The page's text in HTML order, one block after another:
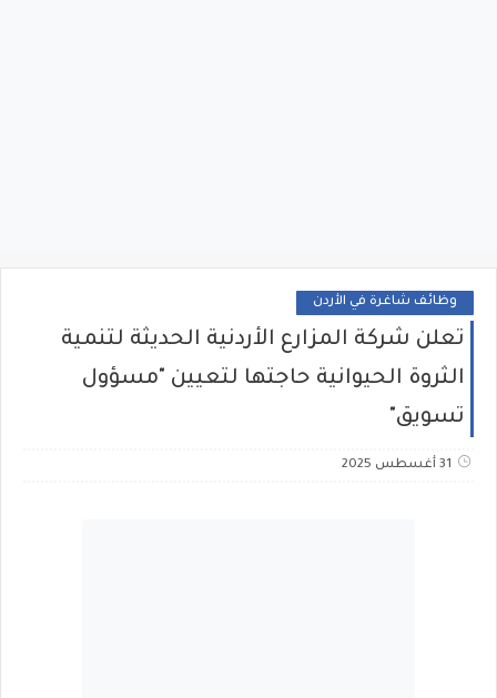
وظائف شاغرة في الأردن
تعلن شركة المزارع الأردنية الحديثة لتنمية
الثروة الحيوانية حاجتها لتعيين "مسؤول
تسويق"
31 أغسطس 2025